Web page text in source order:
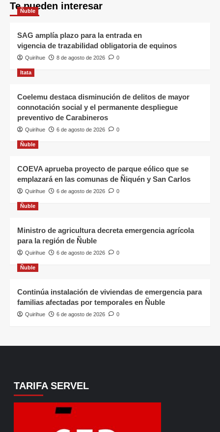
Te pueden interesar
Ñuble
SAG amplía plazo para la entrada en
vigencia de trazabilidad obligatoria de equinos
Quirihue 8 de agosto de 2026 0
Itata
Coelemu destaca disminución de delitos de mayor
connotación social y el permanente despliegue
preventivo de Carabineros
Quirihue 6 de agosto de 2026 0
Ñuble
COEVA aprueba proyecto de parque eólico que se
emplazará en las comunas de Ñiquén y San Carlos
Quirihue 6 de agosto de 2026 0
Ñuble
Ministro de agricultura decreta emergencia agrícola
para la región de Ñuble
Quirihue 6 de agosto de 2026 0
Ñuble
Continúa instalación de viviendas de emergencia para
familias afectadas por temporales en Ñuble
Quirihue 6 de agosto de 2026 0
TARIFA SERVEL